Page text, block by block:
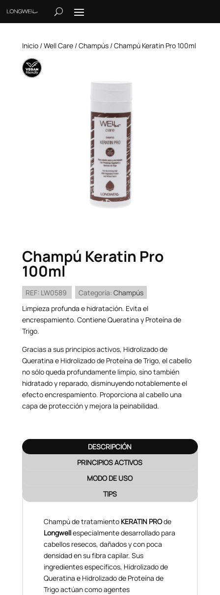
Inicio/Well Care/Champús/ Champú Keratin Pro 100ml
Champú Keratin Pro
100ml
REF: LW0589 Categoría: Champús
Limpieza profunda e hidratación. Evita el
encrespamiento. Contiene Queratina y Proteína de
Trigo.
Gracias a sus principios activos, Hidrolizado de
Queratina e Hidrolizado de Proteína de Trigo, el cabello
no sólo queda profundamente limpio, sino también
hidratado y reparado, disminuyendo notablemente el
efecto encrespamiento. Proporciona al cabello una
capa de protección y mejora la peinabilidad.
DESCRIPCIÓN
PRINCIPIOS ACTIVOS
MODO DE USO
TIPS
Champú de tratamiento KERATIN PROde
Longwellespecialmente desarrollado para
cabellos resecos, dañados y con poca
densidad en su fibra capilar. Sus
ingredientes específicos, Hidrolizado de
Queratina e Hidrolizado de Proteína de
Trigo actúan como agentes